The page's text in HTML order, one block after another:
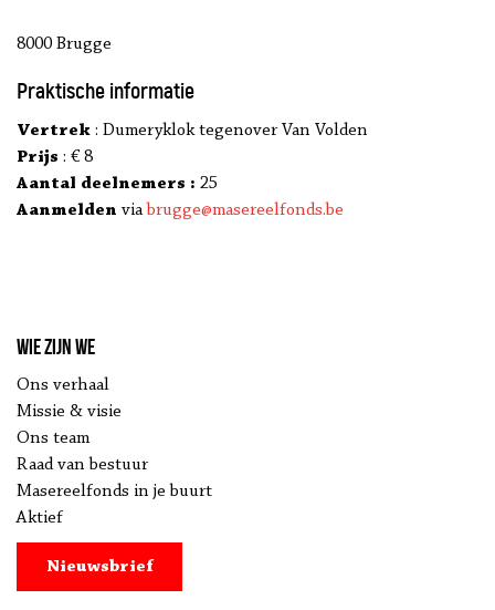
8000 Brugge
Praktische informatie
Vertrek : Dumeryklok tegenover Van Volden
Prijs : € 8
Aantal deelnemers : 25
Aanmelden viabrugge@masereelfonds.be
Wie zijn we
Ons verhaal
Missie & visie
Ons team
Raad van bestuur
Masereelfonds in je buurt
Aktief
Nieuwsbrief